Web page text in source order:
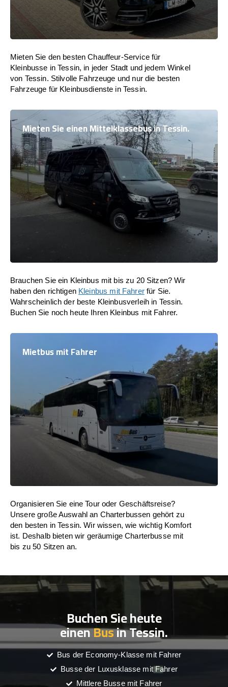
Mieten Sie den besten Chauffeur-Service für
Kleinbusse in Tessin, in jeder Stadt und jedem Winkel
von Tessin. Stilvolle Fahrzeuge und nur die besten
Fahrzeuge für Kleinbusdienste in Tessin.
Mieten Sie einen Mittelklassebus in Tessin.
Brauchen Sie ein Kleinbus mit bis zu 20 Sitzen? Wir
haben den richtigen Kleinbus mit Fahrerfür Sie.
Wahrscheinlich der beste Kleinbusverleih in Tessin.
Buchen Sie noch heute Ihren Kleinbus mit Fahrer.
Mietbus mit Fahrer
Organisieren Sie eine Tour oder Geschäftsreise?
Unsere große Auswahl an Charterbussen gehört zu
den besten in Tessin. Wir wissen, wie wichtig Komfort
ist. Deshalb bieten wir geräumige Charterbusse mit
bis zu 50 Sitzen an.
Buchen Sie heute
einenBusin Tessin.
Bus der Economy-Klasse mit Fahrer
Busse der Luxusklasse mit Fahrer
Mittlere Busse mit Fahrer